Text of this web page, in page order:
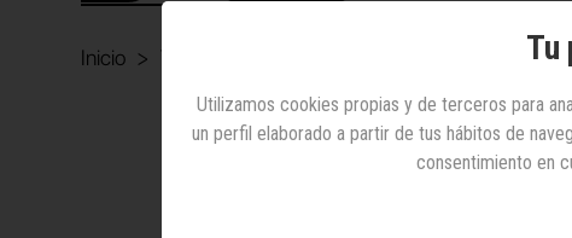
Inicio
Televisión |
Tu
Utilizamos cookies propias y de terceros para
un perfil elaborado a partir de tus hábitos de
consentimiento en